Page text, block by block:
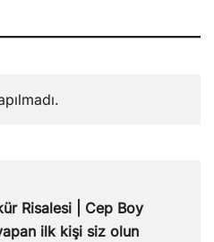
Risalesi | Cep Boy
ilk kişi siz olun